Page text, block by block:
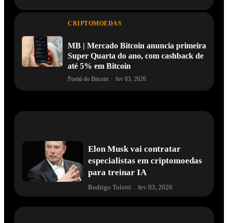
CRIPTOMOEDAS
MB | Mercado Bitcoin anuncia primeira
Super Quarta do ano, com cashback de
até 5% em Bitcoin
Portal do Bitcoin · fev 03, 2026
Elon Musk vai contratar
especialistas em criptomoedas
para treinar IA
Rodrigo Tolotti fev 03, 2026